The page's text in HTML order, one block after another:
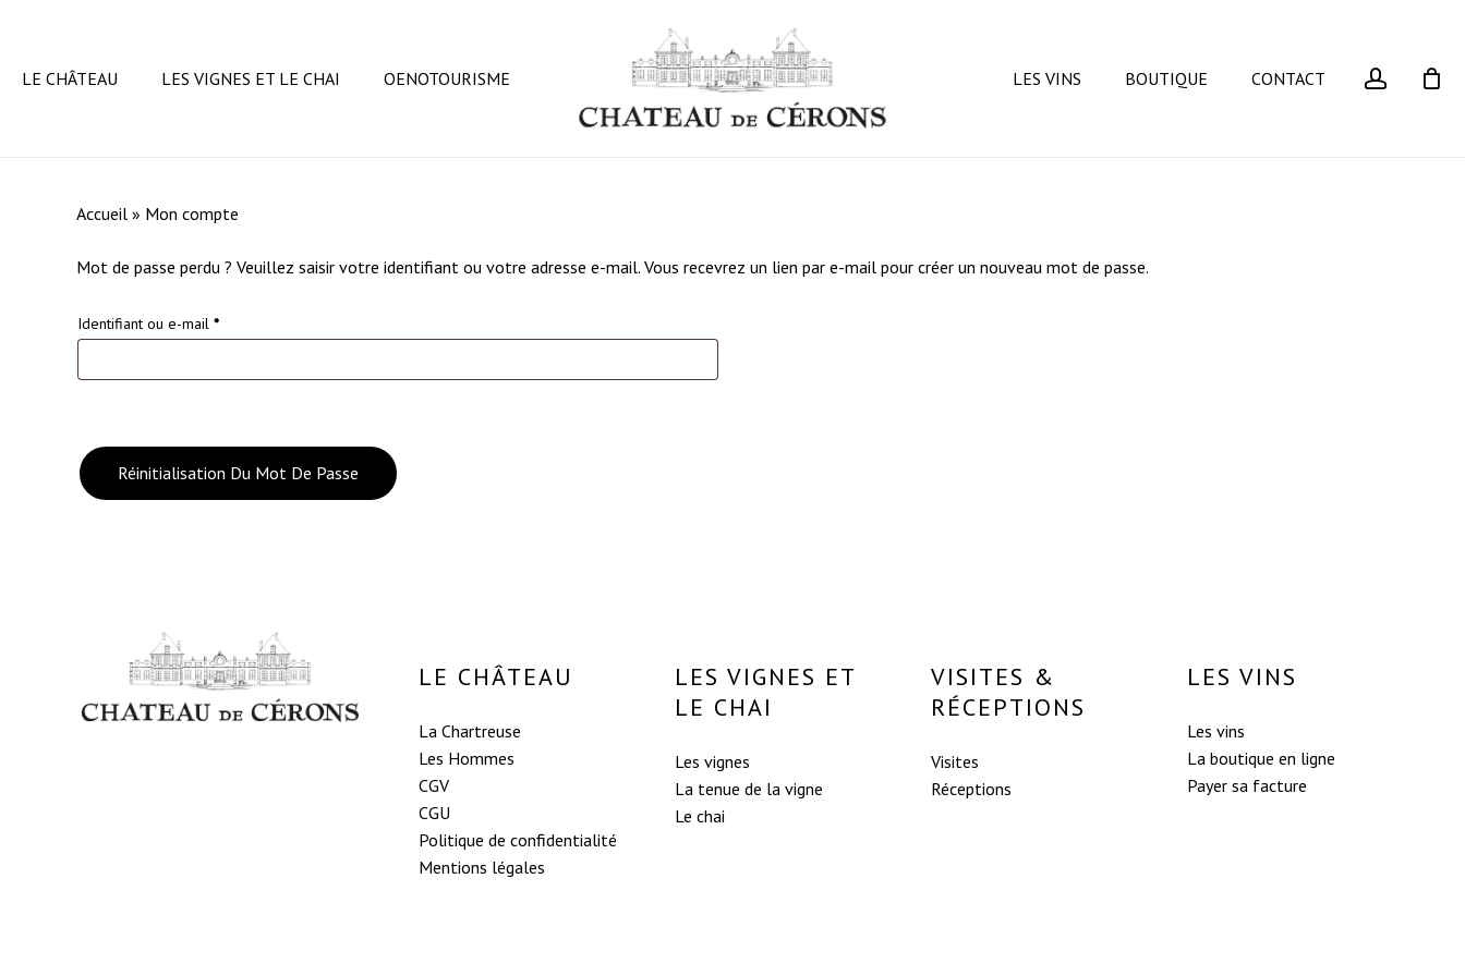
LE CHÂTEAU LES VIGNES ET LE CHAI OENOTOURISME LES VINS BOUTIQUE CONTACT account
Accueil » Mon compte
Mot de passe perdu ? Veuillez saisir votre identifiant ou votre adresse e-mail. Vous recevrez un lien par e-mail pour créer un nouveau mot de passe.
Identifiant ou e-mail *Obligatoire
Réinitialisation Du Mot De Passe
LE CHÂTEAU
La Chartreuse
Les Hommes
CGV
CGU
Politique de confidentialité
Mentions légales
LES VIGNES ET
LE CHAI
Les vignes
La tenue de la vigne
Le chai
VISITES &
RÉCEPTIONS
Visites
Réceptions
LES VINS
Les vins
La boutique en ligne
Payer sa facture